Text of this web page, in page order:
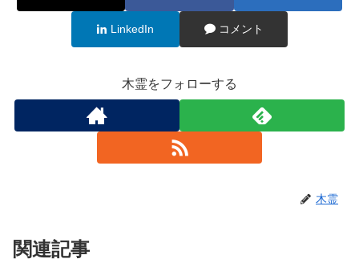
LinkedIn コメント
木霊をフォローする
木霊
関連記事